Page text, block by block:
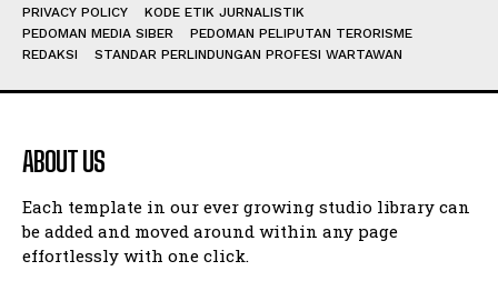
PRIVACY POLICY
KODE ETIK JURNALISTIK
PEDOMAN MEDIA SIBER
PEDOMAN PELIPUTAN TERORISME
REDAKSI
STANDAR PERLINDUNGAN PROFESI WARTAWAN
ABOUT US
Each template in our ever growing studio library can
be added and moved around within any page
effortlessly with one click.